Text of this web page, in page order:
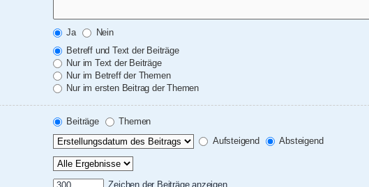
Ja
Nein
Betreff und Text der Beiträge
Nur im Text der Beiträge
Nur im Betreff der Themen
Nur im ersten Beitrag der Themen
Beiträge
Themen
Aufsteigend Absteigend
Zeichen der Beiträge anzeigen